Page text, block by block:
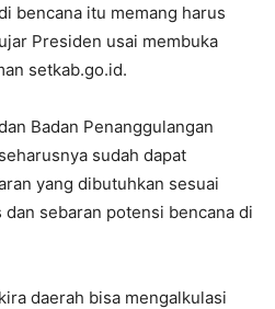
bencana itu memang harus
Presiden usai membuka
setkab.go.id.
Badan Penanggulangan
sudah dapat
yang dibutuhkan sesuai
sebaran potensi bencana di
daerah bisa mengalkulasi